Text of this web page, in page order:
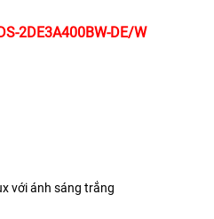
2DE3A400BW-DE/W
với ánh sáng trắng